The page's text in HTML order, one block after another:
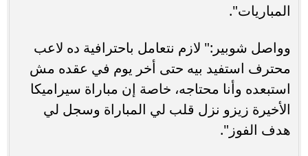
المباريات".
وواصل شوبير:" لازم نتعامل باحترافية ده لاعب
محترف استفيد بيه حتى أخر يوم في عقده مش
استبعده وأنا محتاجه، خاصة إن مباراة سيراميكا
الأخيرة زيزو نزل قلب لي المباراة وسجل لي
هدف الفوز".